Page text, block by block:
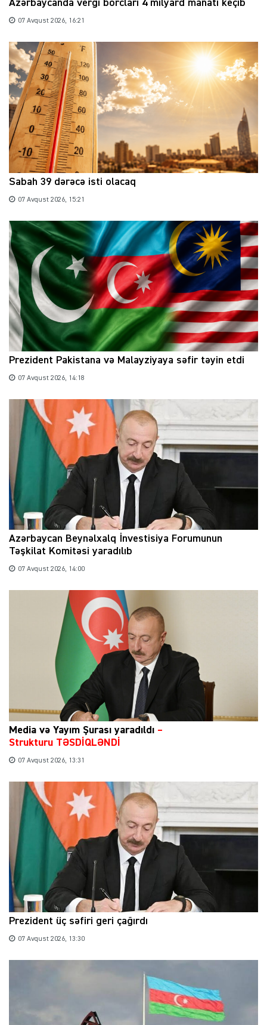
Azərbaycanda vergi borcları 4 milyard manatı keçib
07 Avqust 2026, 16:21
Sabah 39 dərəcə isti olacaq
07 Avqust 2026, 15:21
Prezident Pakistana və Malayziyaya səfir təyin etdi
07 Avqust 2026, 14:18
Azərbaycan Beynəlxalq İnvestisiya Forumunun
Təşkilat Komitəsi yaradılıb
07 Avqust 2026, 14:00
Media və Yayım Şurası yaradıldı –
Strukturu TƏSDİQLƏNDİ
07 Avqust 2026, 13:31
Prezident üç səfiri geri çağırdı
07 Avqust 2026, 13:30